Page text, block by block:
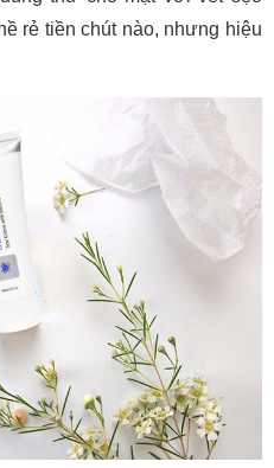
rẻ tiền chút nào, nhưng hiệu